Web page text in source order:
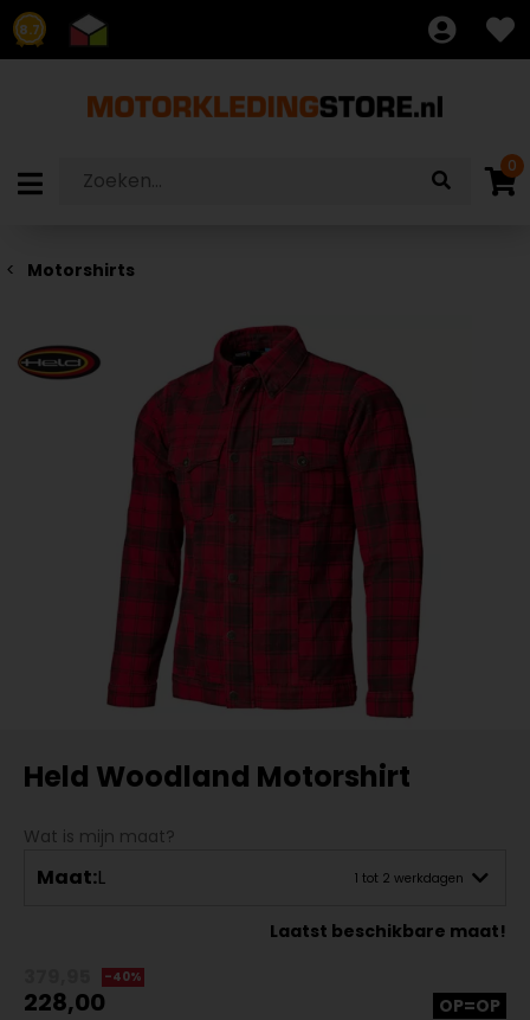
8.7
0
Motorshirts
Held Woodland Motorshirt
Wat is mijn maat?
Maat:L 1 tot 2 werkdagen
Laatst beschikbare maat!
-40%
228,00 OP=OP